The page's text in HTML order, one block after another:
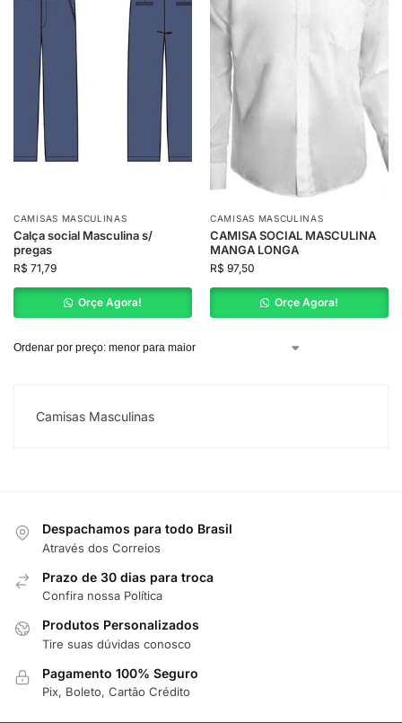
CAMISAS MASCULINAS
Calça social Masculina s/
pregas
R$ 71,79
Orçe Agora!
CAMISAS MASCULINAS
CAMISA SOCIAL MASCULINA
MANGA LONGA
R$ 97,50
Orçe Agora!
Camisas Masculinas
Despachamos para todo Brasil
Através dos Correios
Prazo de 30 dias para troca
Confira nossa Política
Produtos Personalizados
Tire suas dúvidas conosco
Pagamento 100% Seguro
Pix, Boleto, Cartão Crédito